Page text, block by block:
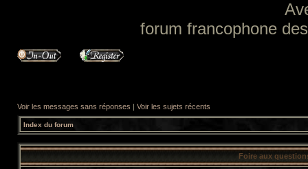
forum francophone
Voir les messages sans réponses | Voir les sujets récents
Index du forum
Foire aux